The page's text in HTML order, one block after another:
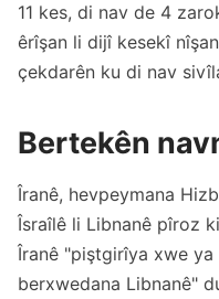
11 kes, di nav de 4
êrîşan li dijî kesekî
çekdarên ku di nav
Bertekên
Îranê, hevpeymana
Îsraîlê li Libnanê pîroz
Îranê "piştgirîya xwe
berxwedana Libnanê"